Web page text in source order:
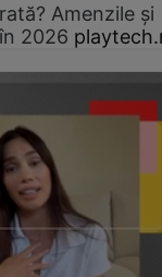
Amenzile și
2026